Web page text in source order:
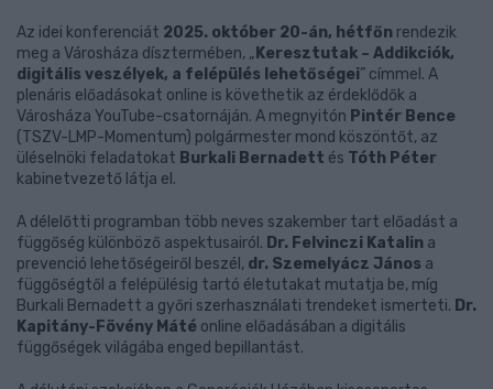
Az idei konferenciát 2025. október 20-án, hétfőn rendezik
meg a Városháza dísztermében, „ Keresztutak – Addikciók,
digitális veszélyek, a felépülés lehetőségei” címmel. A
plenáris előadásokat online is követhetik az érdeklődők a
Városháza YouTube-csatornáján. A megnyitón Pintér Bence
(TSZV-LMP-Momentum) polgármester mond köszöntőt, az
üléselnöki feladatokat Burkali Bernadett és Tóth Péter
kabinetvezető látja el.
A délelőtti programban több neves szakember tart előadást a
függőség különböző aspektusairól. Dr. Felvinczi Katalin a
prevenció lehetőségeiről beszél, dr. Szemelyácz János a
függőségtől a felépülésig tartó életutakat mutatja be, míg
Burkali Bernadett a győri szerhasználati trendeket ismerteti. Dr.
Kapitány-Fövény Máté online előadásában a digitális
függőségek világába enged bepillantást.